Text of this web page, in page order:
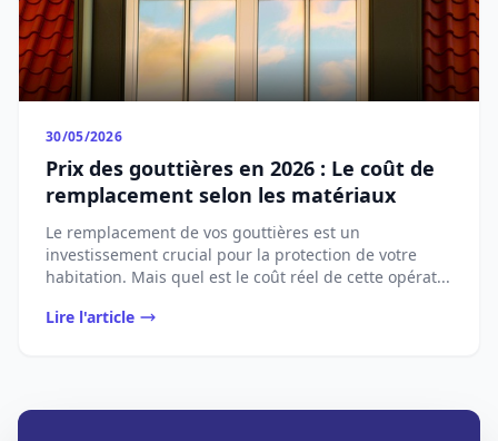
30/05/2026
Prix des gouttières en 2026 : Le coût de
remplacement selon les matériaux
Le remplacement de vos gouttières est un
investissement crucial pour la protection de votre
habitation. Mais quel est le coût réel de cette opérat...
Lire l'article